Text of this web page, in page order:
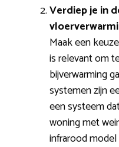
Verdiep je in
Maak een
is relevant om
bijverwarming
systemen zijn
een systeem
woning met
infrarood